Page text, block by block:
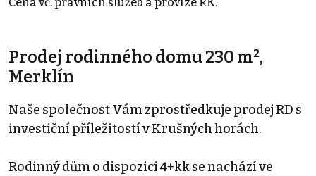
Cena vč. právních služeb a provize RK.
Prodej rodinného domu 230 m²,
Merklín
Naše společnost Vám zprostředkuje prodej RD s
investiční příležitostí v Krušných horách.
Rodinný dům o dispozici 4+kk se nachází ve